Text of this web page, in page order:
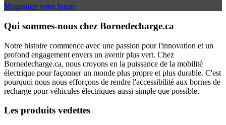
Magasiner votre borne
Qui sommes-nous chez Bornedecharge.ca
Notre histoire commence avec une passion pour l'innovation et un
profond engagement envers un avenir plus vert. Chez
Bornedecharge.ca, nous croyons en la puissance de la mobilité
électrique pour façonner un monde plus propre et plus durable. C'est
pourquoi nous nous efforçons de rendre l'accessibilité aux bornes de
recharge pour véhicules électriques aussi simple que possible.
Les produits vedettes